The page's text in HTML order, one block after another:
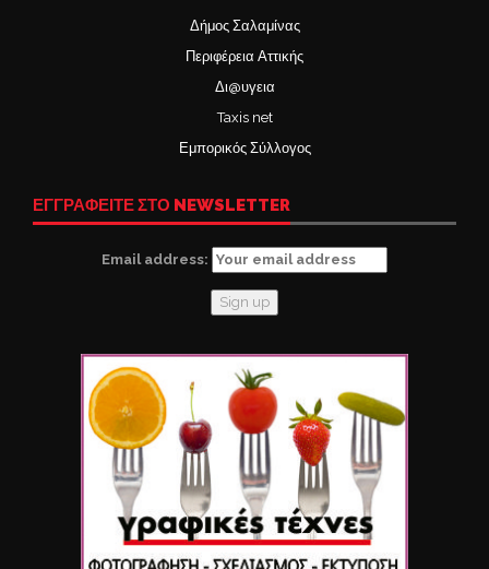
Δήμος Σαλαμίνας
Περιφέρεια Αττικής
Δι@υγεια
Taxis net
Εμπορικός Σύλλογος
ΕΓΓΡΑΦΕΙΤΕ ΣΤΟ NEWSLETTER
Email address: